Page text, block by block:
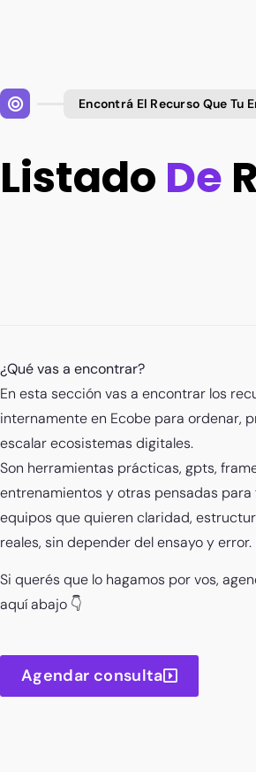
Encontrá El Recurso Que Tu
Listado De
¿Qué vas a encontrar?
En esta sección vas a encontrar los
internamente en Ecobe para ordenar,
escalar ecosistemas digitales.
Son herramientas prácticas, gpts,
entrenamientos y otras pensadas
equipos que quieren claridad,
reales, sin depender del ensayo y error.
Si querés que lo hagamos por vos,
aquí abajo 👇
Agendar consulta